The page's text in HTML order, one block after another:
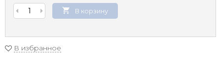
В корзину
В избранное